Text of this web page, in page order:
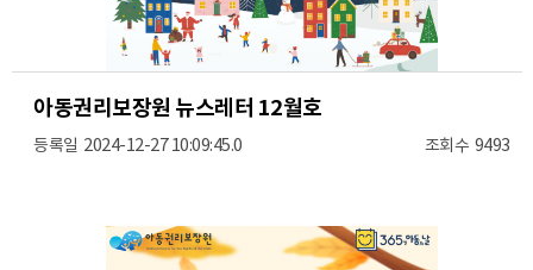
아동권리보장원 뉴스레터 12월호
2024-12-27 10:09:45.0 9493